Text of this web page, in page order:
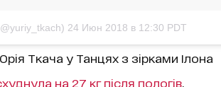
24 Июн 2018 в 12:30 PDT
Ткача у Танцях з зірками Ілона
на 27 кг після пологів.